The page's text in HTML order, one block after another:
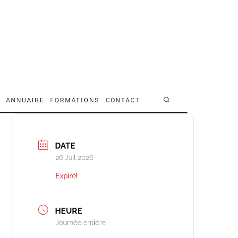
ANNUAIRE FORMATIONS CONTACT
DATE
26 Juil 2026
Expiré!
HEURE
Journée entière